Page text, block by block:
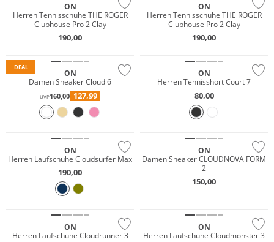
ON
Herren Tennisschuhe THE ROGER
Clubhouse Pro 2 Clay
190,00
ON
Herren Tennisschuhe THE ROGER
Clubhouse Pro 2 Clay
190,00
DEAL
ON
Damen Sneaker Cloud 6
UVP160,00 127,99
ON
Herren Tennisshort Court 7
80,00
ON
Herren Laufschuhe Cloudsurfer Max
190,00
ON
Damen Sneaker CLOUDNOVA FORM
2
150,00
ON
Herren Laufschuhe Cloudrunner 3
ON
Herren Laufschuhe Cloudmonster 3